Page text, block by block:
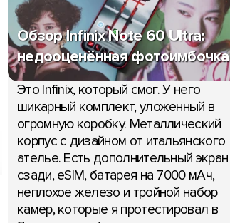
Обзор Infinix Note 60 Ultra:
недооценённая фотоимбочка
Это Infinix, который смог. У него
шикарный комплект, уложенный в
огромную коробку. Металлический
корпус с дизайном от итальянского
ателье. Есть дополнительный экран
сзади, eSIM, батарея на 7000 мАч,
неплохое железо и тройной набор
камер, которые я протестировал в